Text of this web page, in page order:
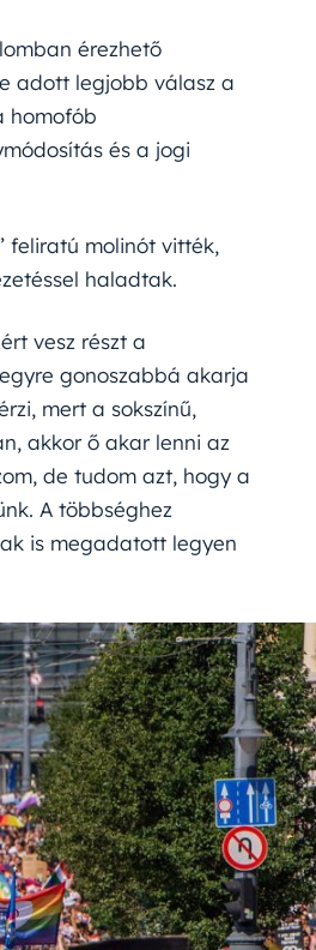
érezhető
adott legjobb válasz a
homofób
és a jogi
feliratú molinót vitték,
haladtak.
vesz részt a
gonoszabbá akarja
mert a sokszínű,
akkor ő akar lenni az
de tudom azt, hogy a
A többséghez
is megadatott legyen